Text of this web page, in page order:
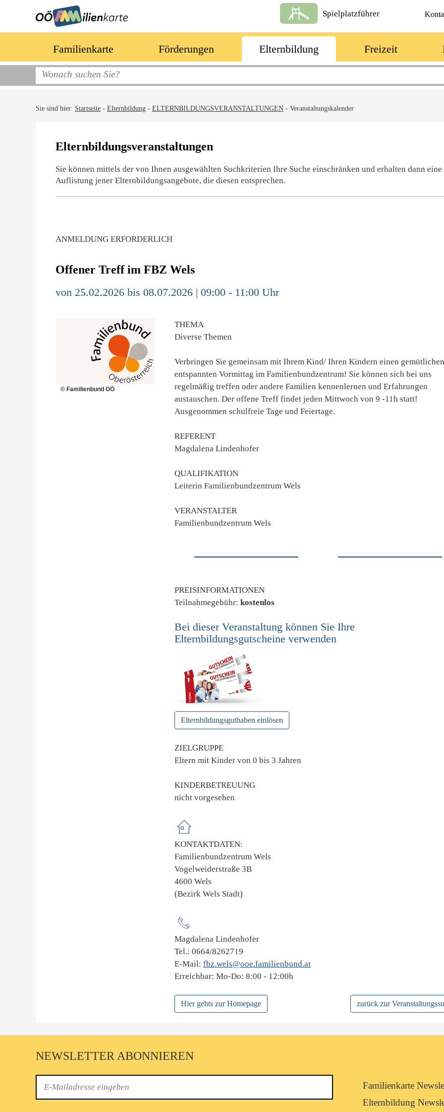
Spielplatzführer
Familienkarte Förderungen Elternbildung Freizeit
Sie sind hier: Startseite - Elternbildung - ELTERNBILDUNGSVERANSTALTUNGEN - Veranstaltungskalender
Elternbildungsveranstaltungen
Sie können mittels der von Ihnen ausgewählten Suchkriterien Ihre Suche einschränken und erhalten dann eine
Auflistung jener Elternbildungsangebote, die diesen entsprechen.
ANMELDUNG ERFORDERLICH
Offener Treff im FBZ Wels
von 25.02.2026 bis 08.07.2026 | 09:00 - 11:00 Uhr
© Familienbund OÖ
THEMA
Diverse Themen
Verbringen Sie gemeinsam mit Ihrem Kind/ Ihren Kindern einen
entspannten Vormittag im Familienbundzentrum! Sie können sich bei uns
regelmäßig treffen oder andere Familien kennenlernen und Erfahrungen
austauschen. Der offene Treff findet jeden Mittwoch von 9 -11h statt!
Ausgenommen schulfreie Tage und Feiertage.
REFERENT
Magdalena Lindenhofer
QUALIFIKATION
Leiterin Familienbundzentrum Wels
VERANSTALTER
Familienbundzentrum Wels
PREISINFORMATIONEN
Teilnahmegebühr: kostenlos
Bei dieser Veranstaltung können Sie Ihre
Elternbildungsgutscheine verwenden
Elternbildungsguthaben einlösen
ZIELGRUPPE
Eltern mit Kinder von 0 bis 3 Jahren
KINDERBETREUUNG
nicht vorgesehen
KONTAKTDATEN:
Familienbundzentrum Wels
Vogelweiderstraße 3B
4600 Wels
(Bezirk Wels Stadt)
Magdalena Lindenhofer
Tel.: 0664/8262719
E-Mail: fbz.wels@ooe.familienbund.at
Erreichbar: Mo-Do: 8:00 - 12:00h
Hier gehts zur Homepage zurück zur
NEWSLETTER ABONNIEREN
Newsletterkategorie
abonnieren
Familienkarte
Elternbildung